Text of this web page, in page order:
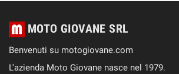
MOTO GIOVANE SRL
Benvenuti su motogiovane.com
L'azienda Moto Giovane nasce nel 1979.